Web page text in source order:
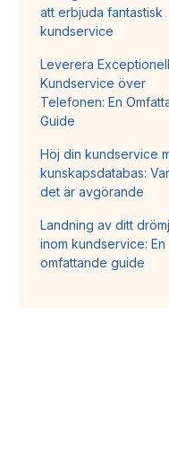
att erbjuda fantastisk
kundservice
Leverera Exceptionell
Kundservice över
Telefonen: En
Guide
Höj din kundservice
kunskapsdatabas:
det är avgörande
Landning av ditt
inom kundservice: En
omfattande guide